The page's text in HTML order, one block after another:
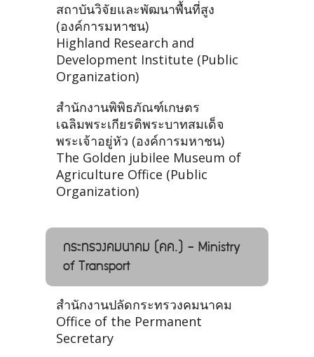
สถาบันวิจัยและพัฒนาพื้นที่สูง
(องค์การมหาชน)
Highland Research and
Development Institute (Public
Organization)
สำนักงานพิพิธภัณฑ์เกษตร
เฉลิมพระเกียรติพระบาทสมเด็จ
พระเจ้าอยู่หัว (องค์การมหาชน)
The Golden jubilee Museum of
Agriculture Office (Public
Organization)
กระทรวงคมนาคม (คค.) - Ministry
of Transport
สำนักงานปลัดกระทรวงคมนาคม
Office of the Permanent
Secretary